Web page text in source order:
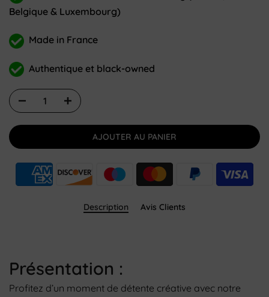
Belgique & Luxembourg)
Made in France
Authentique et black-owned
AJOUTER AU PANIER
Description Avis Clients
Présentation :
Profitez d’un moment de détente créative avec notre